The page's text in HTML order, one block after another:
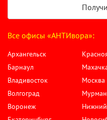
Все офисы «АНТИвора»:
Архангельск
Барнаул
Владивосток
Волгоград
Воронеж
Москва